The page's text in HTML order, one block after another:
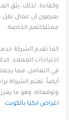
وكفاءة. لذلك، يثق
يعرفون أن عمال
ممتلكاتهم الخاصة.
كما تقدم الشركة
احتياجات العملاء.
في التعامل، مما
أيضاً، تهتم الشركة
وتوقعاته، وهو ما
اغراض ايكيا بالكويت